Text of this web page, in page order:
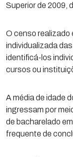
Superior de 2009,
O censo realizado
individualizada
identificá-los
cursos ou
A média de idade
ingressam por
de bacharelado
frequente de